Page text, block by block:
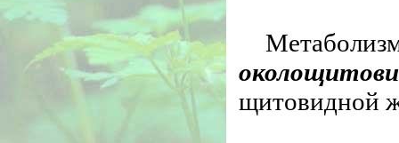
щитовидной